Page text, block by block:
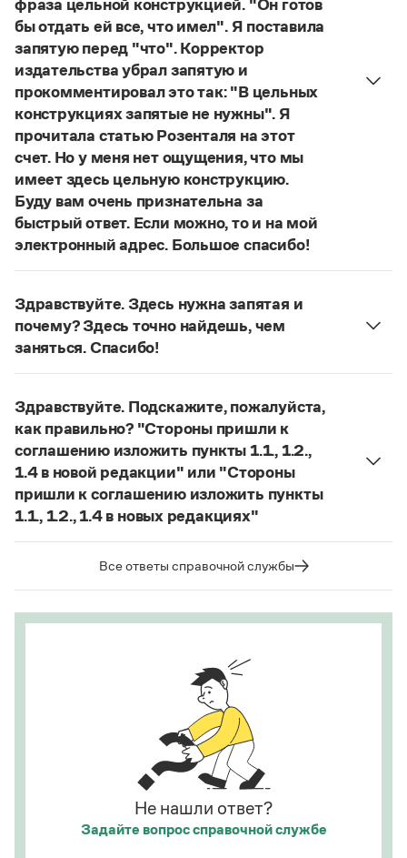
Словари русского языка как государственного
Справочники
Правила русской орфографии и пунктуации
Русский язык. Краткий теоретический курс
для школьников
Письмовник
Справочник по пунктуации
Словарь-справочник трудностей
Справочник по фразеологии
Азбучные истины
Словарь-справочник непростые слова
Новости и события
Статьи
Монологи
Интервью
Лекции и подкасты
Рекомендуем
Учебник Грамоты
Учебники и справочники
Управление в русском языке
Словарь русских имён
Словарь методических терминов
Правила русской орфографии и пунктуации
(1956)
фраза цельной конструкцией. "Он готов
бы отдать ей все, что имел". Я поставила
запятую перед "что". Корректор
издательства убрал запятую и
прокомментировал это так: "В цельных
конструкциях запятые не нужны". Я
прочитала статью Розенталя на этот
счет. Но у меня нет ощущения, что мы
имеет здесь цельную конструкцию.
Буду вам очень признательна за
быстрый ответ. Если можно, то и на мой
электронный адрес. Большое спасибо!
Действительно, в данном случае не приходится
(термин из справочника по пунктуации
Д. Э. Розенталя).Он готов был отдать ей всё,
что имел— сложноподчиненное местоименно-
соотносительное предложение с
соотносительным словом всё
Страница ответа
Здравствуйте. Здесь нужна запятая и
почему? Здесь точно найдешь, чем
заняться. Спасибо!
Запятая нужна, она отделяет части
часть представляет собой инфинитивное
предложение).
Здравствуйте. Подскажите, пожалуйста,
как правильно? "Стороны пришли к
соглашению изложить пункты 1.1., 1.2.,
1.4 в новой редакции" или "Стороны
пришли к соглашению изложить пункты
1.1., 1.2., 1.4 в новых редакциях"
Если у каждого пункта предполагается только
одна новая редакция, а не несколько, корректно
1.4 в новой редакции.
Все ответы справочной службы
Не нашли ответ?
Задайте вопроссправочной службе